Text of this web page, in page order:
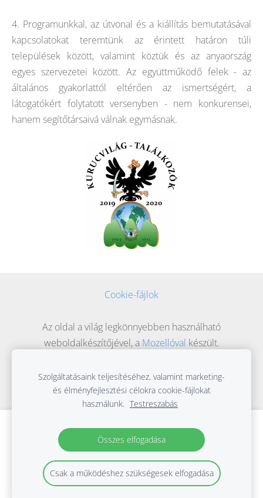
4. Programunkkal, az útvonal és a kiállítás bemutatásával
kapcsolatokat teremtünk az érintett határon túli
települések között, valamint köztük és az anyaország
egyes szervezetei között. Az együttműködő felek - az
általános gyakorlattól eltérően az ismertségért, a
látogatókért folytatott versenyben - nem konkurensei,
hanem segítőtársaivá válnak egymásnak.
Cookie-fájlok
Az oldal a világ legkönnyebben használható
weboldalkészítőjével, a Mozellóval készült.
Hozzon létre weboldalt vagy webáruházat
a Mozello segítségével.
Bővebb információ
Szolgáltatásaink teljesítéséhez, valamint marketing-
és élményfejlesztési célokra cookie-fájlokat
használunk. Testreszabás
Összes elfogadása
Csak a működéshez szükségesek elfogadása